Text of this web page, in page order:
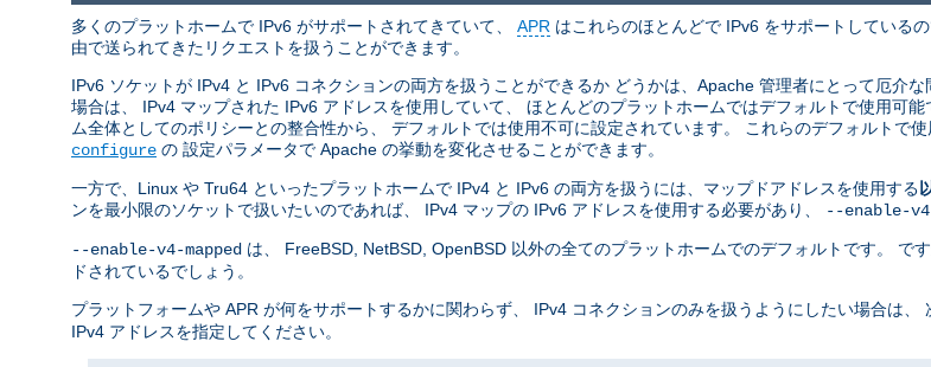
多くのプラットホームで IPv6 がサポートされてきていて、 APR はこれらのほとんどで IPv6 をサポートしている
由で送られてきたリクエストを扱うことができます。
IPv6 ソケットが IPv4 と IPv6 コネクションの両方を扱うことができるか どうかは、Apache 管理者にとって厄介
場合は、 IPv4 マップされた IPv6 アドレスを使用していて、 ほとんどのプラットホームではデフォルトで使用可
ム全体としてのポリシーとの整合性から、 デフォルトでは使用不可に設定されています。 これらのデフォルトで
configure の 設定パラメータで Apache の挙動を変化させることができます。
一方で、Linux や Tru64 といったプラットホームで IPv4 と IPv6 の両方を扱うには、マップドアドレスを使用する
ンを最小限のソケットで扱いたいのであれば、 IPv4 マップの IPv6 アドレスを使用する必要があり、
--enable-
--enable-v4-mapped は、 FreeBSD, NetBSD, OpenBSD 以外の全てのプラットホームでのデフォルトです。 で
ドされているでしょう。
プラットフォームや APR が何をサポートするかに関わらず、 IPv4 コネクションのみを扱うようにしたい場合は、
IPv4 アドレスを指定してください。